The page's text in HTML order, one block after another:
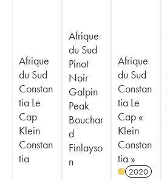
Afrique
du Sud
Constan
tia Le
Cap
Klein
Constan
tia
Afrique
du Sud
Pinot
Noir
Galpin
Peak
Bouchar
d
Finlayso
n
Afrique
du Sud
Constan
tia Le
Cap «
Klein
Constan
tia »
2020